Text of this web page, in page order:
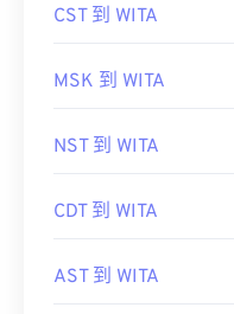
CST 到 WITA
MSK 到 WITA
NST 到 WITA
CDT 到 WITA
AST 到 WITA